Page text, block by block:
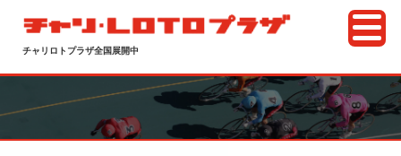
チャリロトプラザ全国展開中